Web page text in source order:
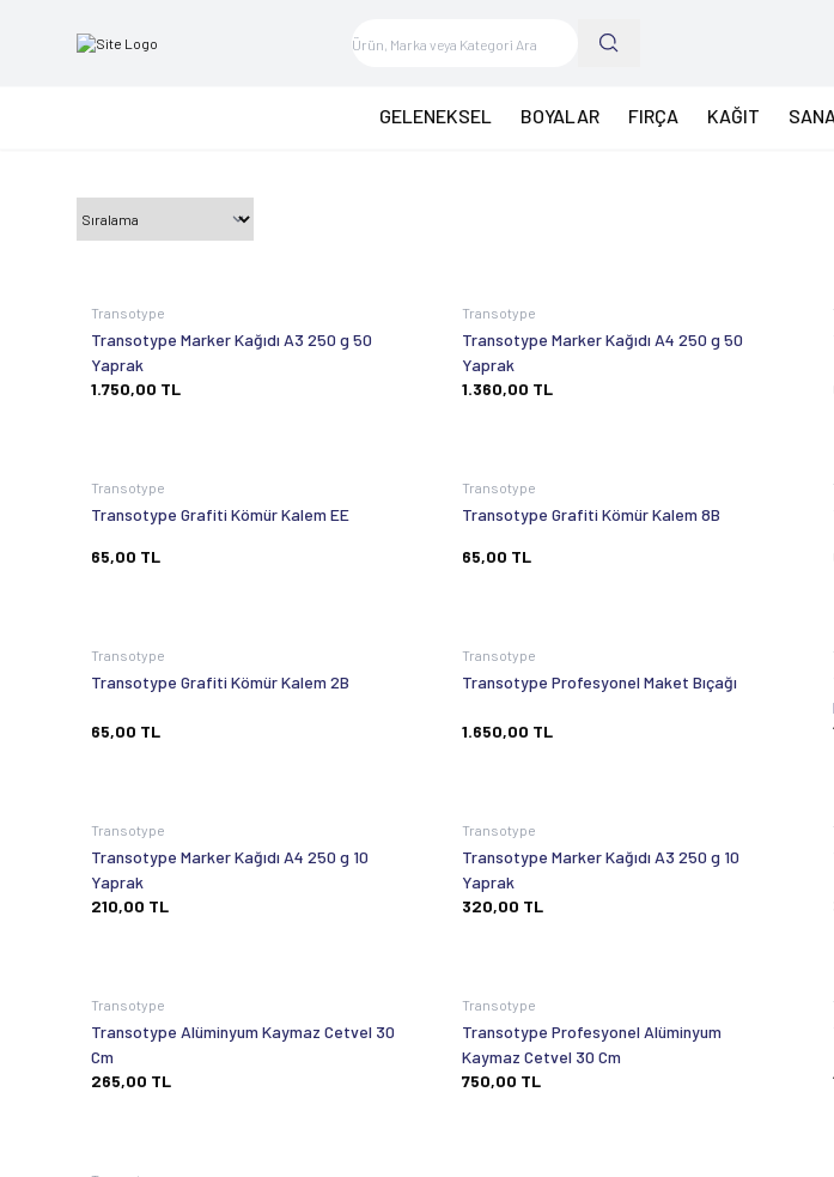
GELENEKSEL BOYALAR FIRÇA KAĞIT
Transotype
Transotype Marker Kağıdı A3 250 g 50
Yaprak
1.750,00 TL
Transotype
Transotype Marker Kağıdı A4 250 g 50
Yaprak
1.360,00 TL
Transotype
Transotype Grafiti Kömür Kalem EE
65,00 TL
Transotype
Transotype Grafiti Kömür Kalem 8B
65,00 TL
Transotype
Transotype Grafiti Kömür Kalem 2B
65,00 TL
Transotype
Transotype Profesyonel Maket Bıçağı
1.650,00 TL
Transotype
Transotype Marker Kağıdı A4 250 g 10
Yaprak
210,00 TL
Transotype
Transotype Marker Kağıdı A3 250 g 10
Yaprak
320,00 TL
Transotype
Transotype Alüminyum Kaymaz Cetvel 30
Cm
265,00 TL
Transotype
Transotype Profesyonel Alüminyum
Kaymaz Cetvel 30 Cm
750,00 TL